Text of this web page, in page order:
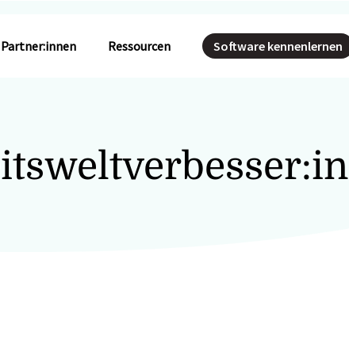
Partner:innen Ressourcen Software kennenlernen